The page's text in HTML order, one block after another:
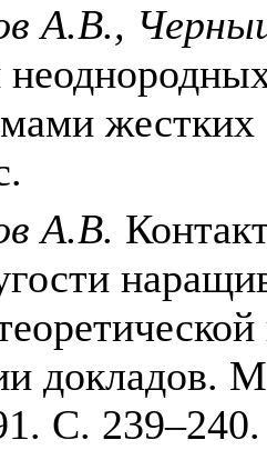
А.В.,
А.В.
докладов.
С. 239–240.